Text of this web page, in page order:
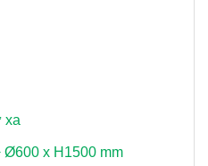
xa
x H1500 mm